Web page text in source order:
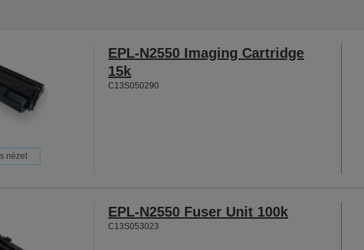
nézet
EPL-N2550 Imaging Cartridge
15k
C13S050290
EPL-N2550 Fuser Unit 100k
C13S053023